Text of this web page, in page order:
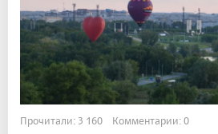
Прочитали: 3 160 Комментарии: 0